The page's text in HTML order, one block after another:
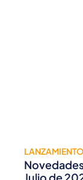
Julio de